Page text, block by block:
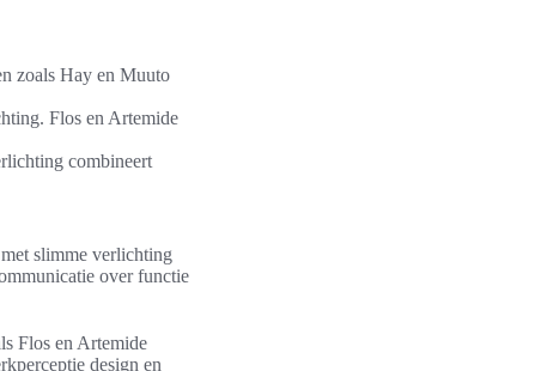
zoals Hay en Muuto
Flos en Artemide
combineert
slimme verlichting
over functie
Flos en Artemide
design en